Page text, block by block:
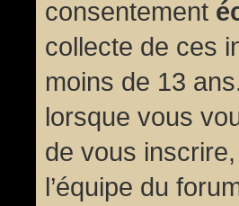
consentement
collecte de ces
moins de 13
lorsque vous
de vous
l’équipe du